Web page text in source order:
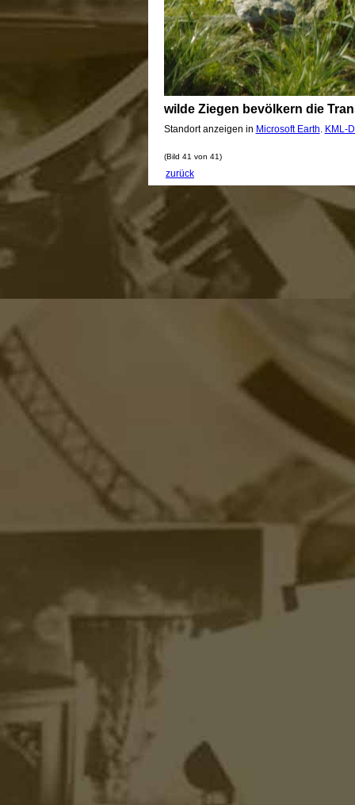
wilde Ziegen bevölkern die
Standort anzeigen in Microsoft Earth KML-
(Bild 41 von 41)
zurück